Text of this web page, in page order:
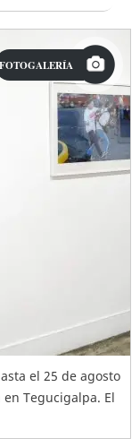
FOTOGALERÍA
el 25 de agosto
Tegucigalpa. El